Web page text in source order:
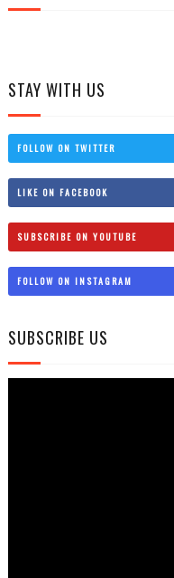
STAY WITH US
FOLLOW ON TWITTER
LIKE ON FACEBOOK
SUBSCRIBE ON YOUTUBE
FOLLOW ON INSTAGRAM
SUBSCRIBE US